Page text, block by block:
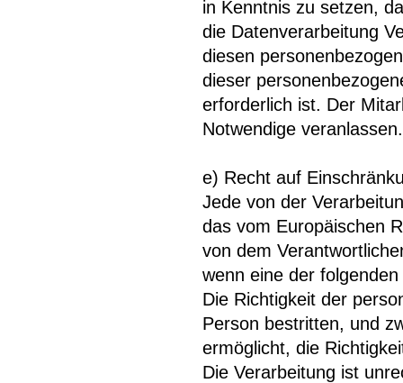
in Kenntnis zu setzen,
die Datenverarbeitung
diesen
dieser
erforderlich ist. Der
Notwendige veranlassen.
e) Recht auf
Jede von der
das vom Europäischen
von dem
wenn eine der
Die Richtigkeit der
Person bestritten, und
ermöglicht, die
Die Verarbeitung ist